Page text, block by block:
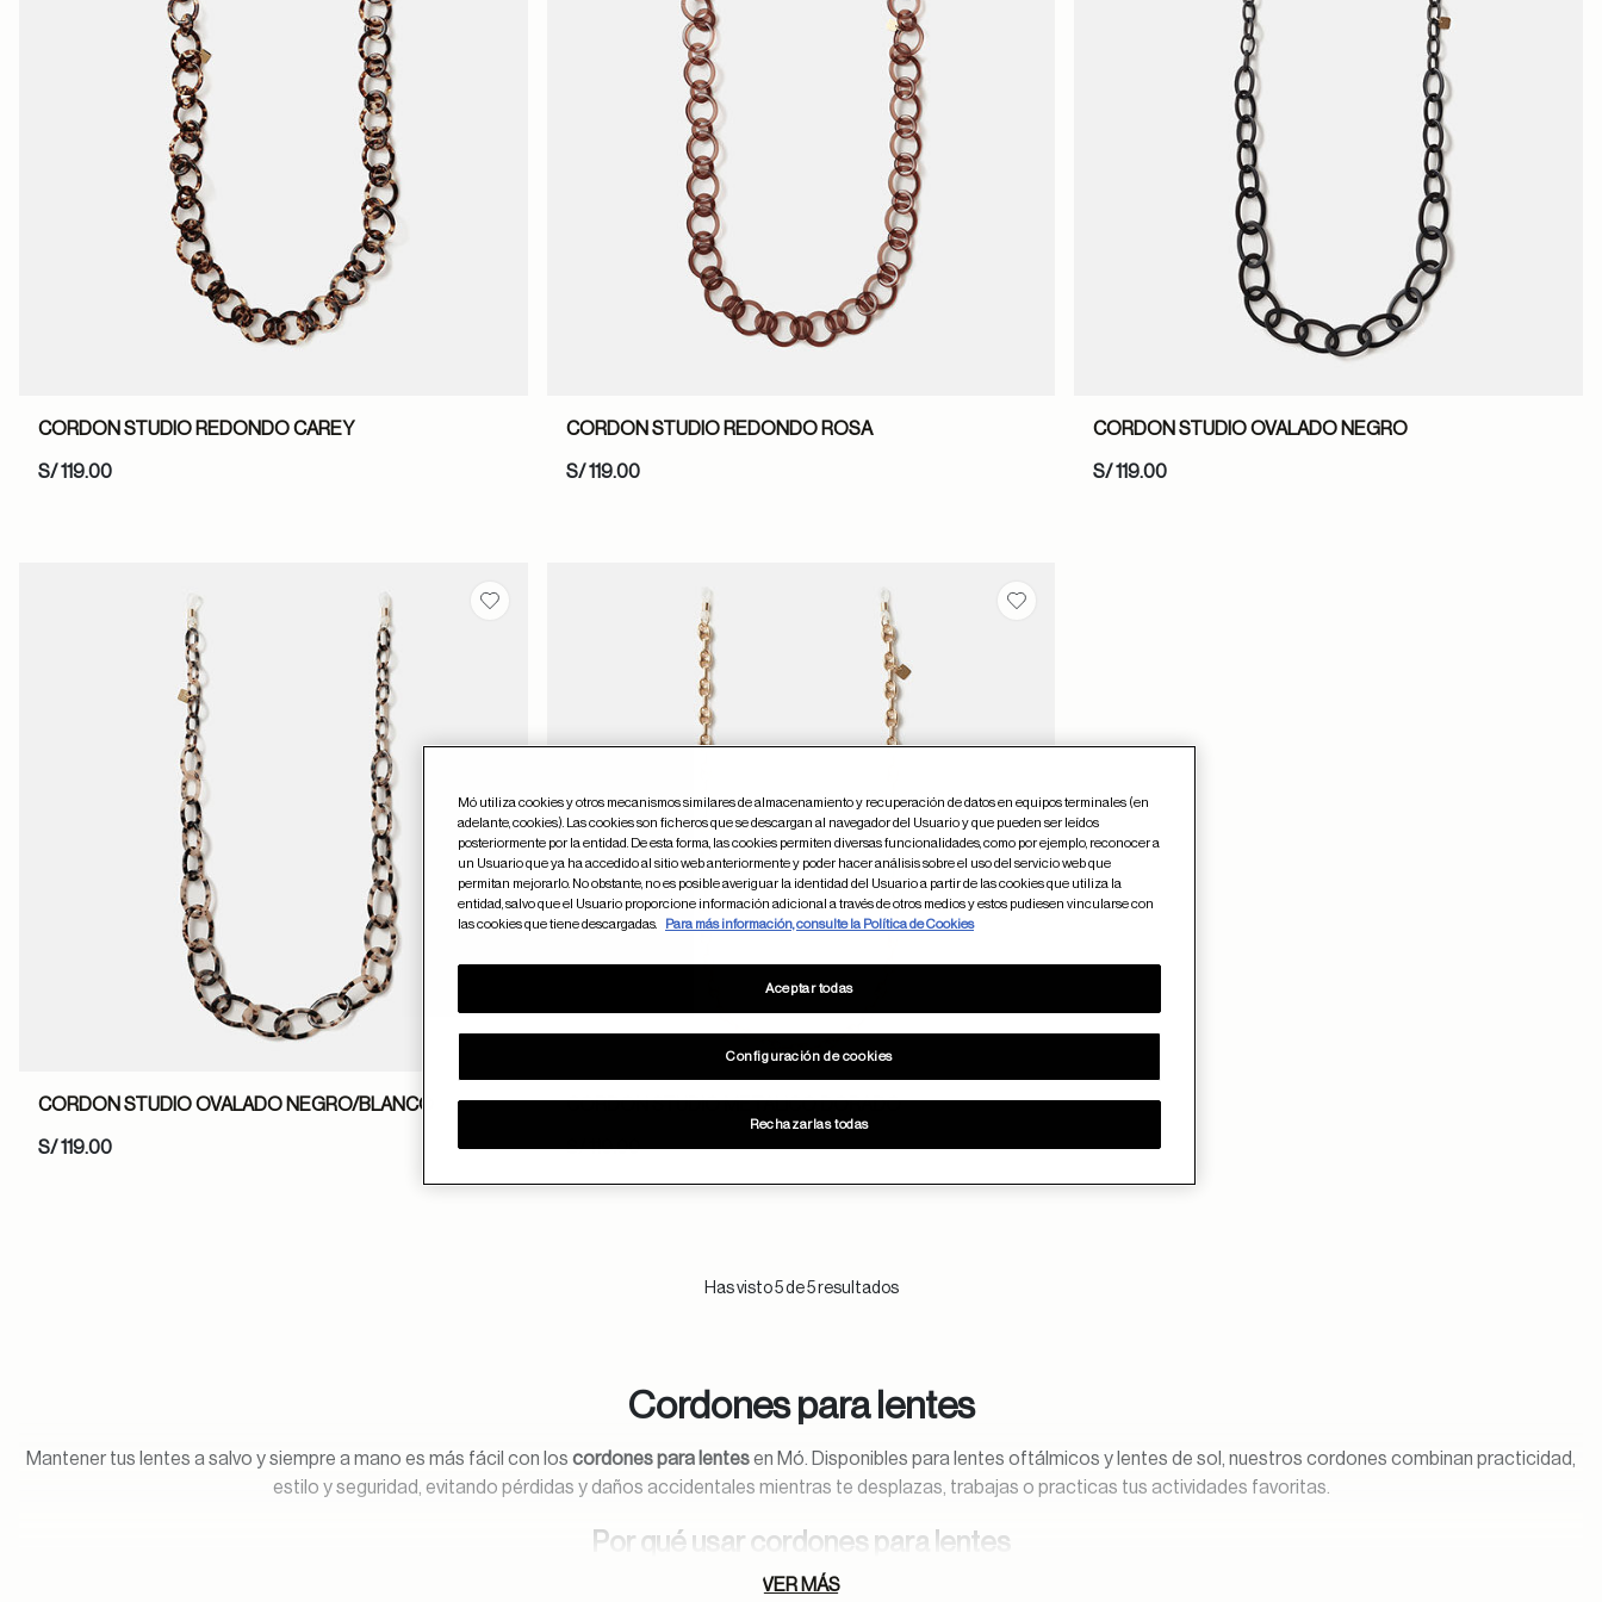
CORDON STUDIO REDONDO CAREY
S/ 119.00
CORDON STUDIO REDONDO ROSA
S/ 119.00
CORDON STUDIO OVALADO NEGRO
S/ 119.00
Guardar en favoritos
CORDON STUDIO OVALADO NEGRO/BLANCO
S/ 119.00
Guardar en favoritos
CORDON STUDIO METALICO DORADO
S/ 119.00
Has visto 5 de 5 resultados
Cordones para lentes
Mantener tus lentes a salvo y siempre a mano es más fácil con los cordones para lentesen Mó. Disponibles para lentes oftálmicos y lentes de sol, nuestros cordones combinan practicidad,
estilo y seguridad, evitando pérdidas y daños accidentales mientras te desplazas, trabajas o practicas tus actividades favoritas.
Por qué usar cordones para lentes
son más que un accesorio: son una solución práctica que ayuda a proteger tus lentes de daños, caídas y pérdida accidental. Además, permiten tener los lentes
VER MÁS
Mó utiliza cookies y otros mecanismos similares de almacenamiento y recuperación de datos en equipos terminales (en
adelante, cookies). Las cookies son ficheros que se descargan al navegador del Usuario y que pueden ser leídos
posteriormente por la entidad. De esta forma, las cookies permiten diversas funcionalidades, como por ejemplo, reconocer a
un Usuario que ya ha accedido al sitio web anteriormente y poder hacer análisis sobre el uso del servicio web que
permitan mejorarlo. No obstante, no es posible averiguar la identidad del Usuario a partir de las cookies que utiliza la
entidad, salvo que el Usuario proporcione información adicional a través de otros medios y estos pudiesen vincularse con
las cookies que tiene descargadas.
Para más información, consulte la Política de Cookies
Configuración de cookies
Rechazarlas todas
Aceptar todas